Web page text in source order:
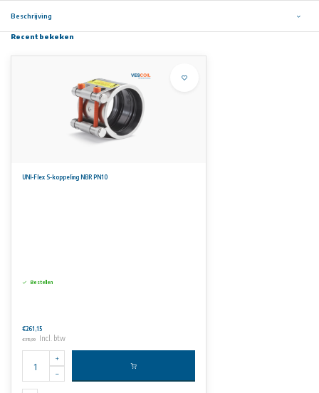
Beschrijving
Recent bekeken
UNI-Flex S-koppeling NBR PN10
Bestellen
€261,15
€315,99 Incl. btw